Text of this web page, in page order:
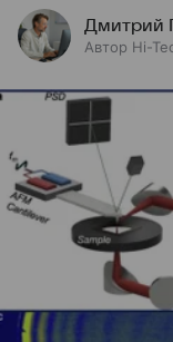
Дмитрий
Автор Hi-